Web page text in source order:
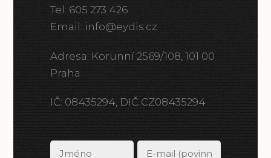
Tel: 605 273 426
Email: info@eydis.cz
Adresa: Korunní 2569/108, 101 00
Praha
IČ: 08435294, DIČ CZ08435294